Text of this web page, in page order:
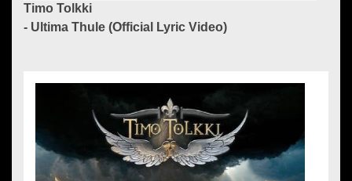
Timo Tolkki
- Ultima Thule (Official Lyric Video)